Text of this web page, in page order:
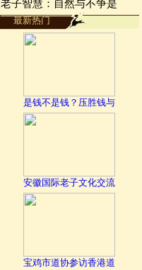
老子智慧：自然与不争是
最新热门
是钱不是钱？压胜钱与
安徽国际老子文化交流
宝鸡市道协参访香港道